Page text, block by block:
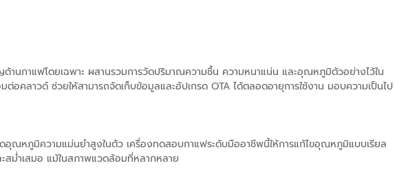
นกาแฟโดยเฉพาะ ผสานรวมการวัดปริมาณความชื้น ความหนาแน่น และอุณหภูมิตัวอย่างไว้ใน
อคลาวด์ ช่วยให้สามารถจัดเก็บข้อมูลและอัปเกรด OTA ได้ตลอดอายุการใช้งาน มอบความเป็นไป
อุณหภูมิความแม่นยำสูงในตัว เครื่องทดสอบกาแฟระดับมืออาชีพนี้ให้การแก้ไขอุณหภูมิแบบเรียล
สม่ำเสมอ แม้ในสภาพแวดล้อมที่หลากหลาย